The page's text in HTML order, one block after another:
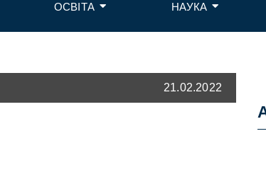
ОСВІТА НАУКА
21.02.2022